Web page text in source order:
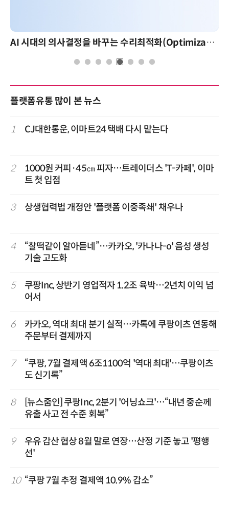
AI 시대의 의사결정을 바꾸는 수리최적화(Optimization): 실제 산업 적용 사례와 활용 전략
플랫폼유통 많이 본 뉴스
1 CJ대한통운, 이마트24 택배 다시 맡는다
2
1000원 커피·45㎝ 피자…트레이더스 'T-카페', 이마
트 첫 입점
3 상생협력법 개정안 '플랫폼 이중족쇄' 채우나
4
“찰떡같이 알아듣네”…카카오, '카나나-o' 음성 생성
기술 고도화
5
쿠팡Inc, 상반기 영업적자 1.2조 육박…2년치 이익 넘
어서
6
카카오, 역대 최대 분기 실적…카톡에 쿠팡이츠 연동해
주문부터 결제까지
7
“쿠팡, 7월 결제액 6조1100억 '역대 최대'…쿠팡이츠
도 신기록”
8
[뉴스줌인] 쿠팡Inc, 2분기 '어닝쇼크'…“내년 중순께
유출 사고 전 수준 회복”
9
우유 감산 협상 8월 말로 연장…산정 기준 놓고 '평행
선'
10 “쿠팡 7월 추정 결제액 10.9% 감소”